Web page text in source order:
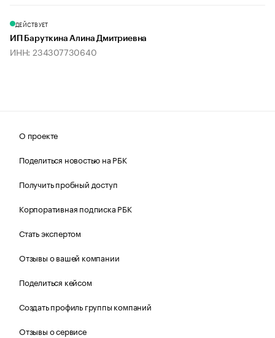
ДЕЙСТВУЕТ
ИП Баруткина Алина Дмитриевна
ИНН: 234307730640
О проекте
Поделиться новостью на РБК
Получить пробный доступ
Корпоративная подписка РБК
Стать экспертом
Отзывы о вашей компании
Поделиться кейсом
Создать профиль группы компаний
Отзывы о сервисе